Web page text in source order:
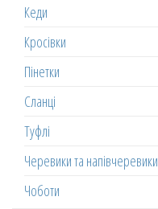
Кеди
Кросівки
Пінетки
Сланці
Туфлі
Черевики та напівчеревики
Чоботи